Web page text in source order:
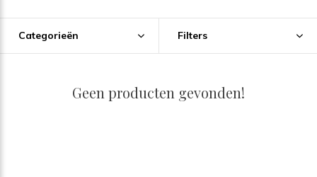
Categorieën Filters
Geen producten gevonden!